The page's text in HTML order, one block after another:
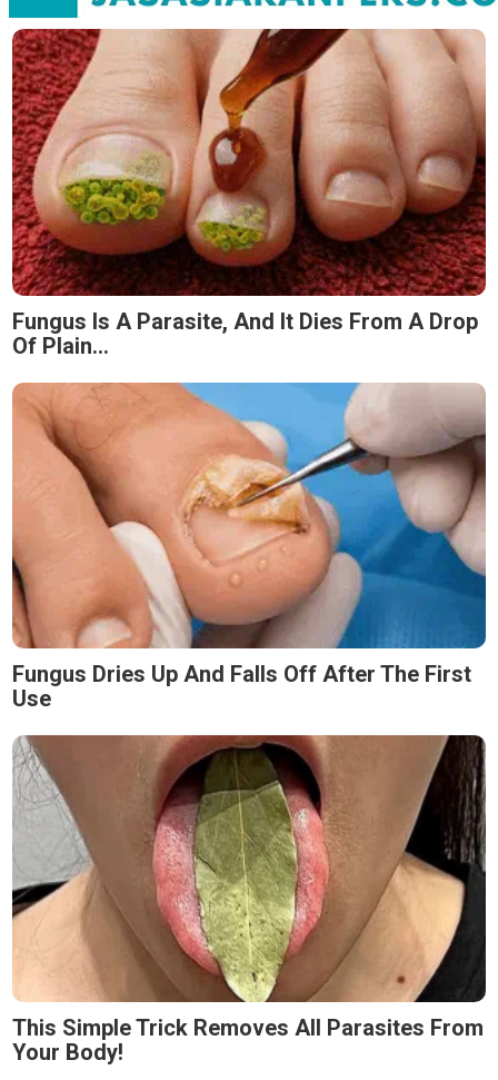
Fungus Is A Parasite, And It Dies From A Drop
Of Plain...
Fungus Dries Up And Falls Off After The First
Use
This Simple Trick Removes All Parasites From
Your Body!